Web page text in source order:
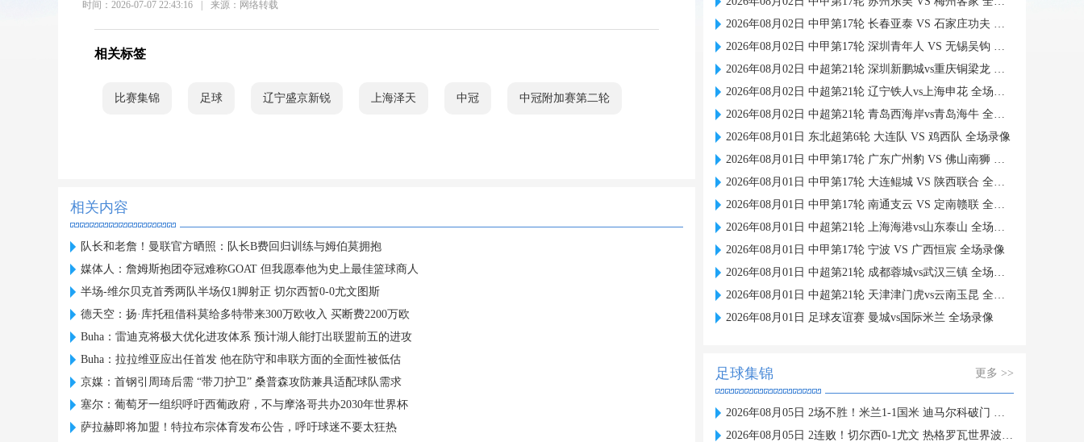
时间：2026-07-07 22:43:16 来源：网络转载
相关标签
比赛集锦 足球 辽宁盛京新锐 上海泽天 中冠 中冠附加赛第二轮
相关内容
队长和老詹！曼联官方晒照：队长B费回归训练与姆伯莫拥抱
媒体人：詹姆斯抱团夺冠难称GOAT 但我愿奉他为史上最佳篮球商人
半场-维尔贝克首秀两队半场仅1脚射正 切尔西暂0-0尤文图斯
德天空：扬·库托租借科莫给多特带来300万欧收入 买断费2200万欧
Buha：雷迪克将极大优化进攻体系 预计湖人能打出联盟前五的进攻
Buha：拉拉维亚应出任首发 他在防守和串联方面的全面性被低估
京媒：首钢引周琦后需 “带刀护卫” 桑普森攻防兼具适配球队需求
塞尔：葡萄牙一组织呼吁西葡政府，不与摩洛哥共办2030年世界杯
萨拉赫即将加盟！特拉布宗体育发布公告，呼吁球迷不要太狂热
2026年08月02日 中甲第17轮 长春亚泰 VS 石家庄功夫 全场录像
2026年08月02日 中甲第17轮 深圳青年人 VS 无锡吴钩 全场录像
2026年08月02日 中超第21轮 深圳新鹏城vs重庆铜梁龙 全场录像
2026年08月02日 中超第21轮 辽宁铁人vs上海申花 全场录像
2026年08月02日 中超第21轮 青岛西海岸vs青岛海牛 全场录像
2026年08月01日 东北超第6轮 大连队 VS 鸡西队 全场录像
2026年08月01日 中甲第17轮 广东广州豹 VS 佛山南狮 全场录像
2026年08月01日 中甲第17轮 大连鲲城 VS 陕西联合 全场录像
2026年08月01日 中甲第17轮 南通支云 VS 定南赣联 全场录像
2026年08月01日 中超第21轮 上海海港vs山东泰山 全场录像
2026年08月01日 中甲第17轮 宁波 VS 广西恒宸 全场录像
2026年08月01日 中超第21轮 成都蓉城vs武汉三镇 全场录像
2026年08月01日 中超第21轮 天津津门虎vs云南玉昆 全场录像
2026年08月01日 足球友谊赛 曼城vs国际米兰 全场录像
足球集锦 更多 >>
2026年08月05日 2场不胜！米兰1-1国米 迪马尔科破门 恩昆库造点+点射拉莫斯登场
2026年08月05日 2连败！切尔西0-1尤文 热格罗瓦世界波制胜穆德里克时隔614天复出